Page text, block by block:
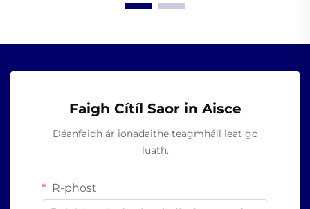
Faigh Cítíl Saor in Aisce
Déanfaidh ár ionadaithe teagmháil leat go
luath.
R-phost